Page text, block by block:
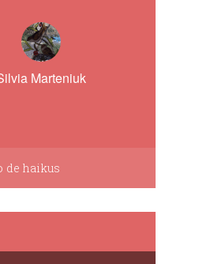
Marteniuk
de haikus